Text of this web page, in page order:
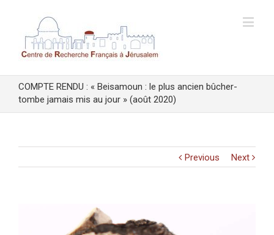
COMPTE RENDU : « Beisamoun : le plus ancien bûcher-
tombe jamais mis au jour » (août 2020)
Previous Next